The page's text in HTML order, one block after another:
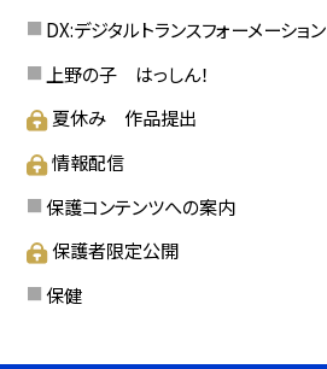
DX:デジタルトランスフォーメーション
上野の子 はっしん！
夏休み 作品提出
情報配信
保護コンテンツへの案内
保護者限定公開
保健